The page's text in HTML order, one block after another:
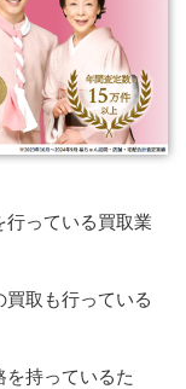
行っている買取業
取も行っている
を持っているた